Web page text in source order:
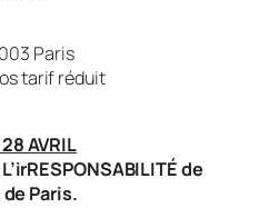
Paris
tarif réduit
AVRIL
L’irRESPONSABILITÉ de
Paris.